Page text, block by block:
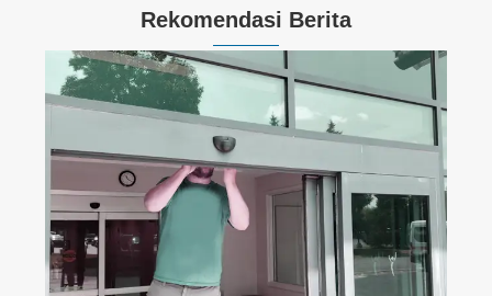
Rekomendasi Berita
Apakah pintu geser otomatis hanyalah fitur
berteknologi tinggi, atau kunci untuk
kehidupan yang efisien?
Lihat Lebih Banyak >>